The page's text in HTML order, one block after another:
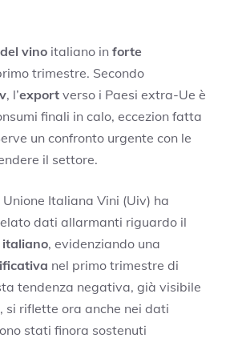
vino italiano in forte
trimestre. Secondo
, l’export verso i Paesi extra-Ue è
finali in calo, eccezion fatta
un confronto urgente con le
il settore.
Unione Italiana Vini (Uiv) ha
dati allarmanti riguardo il
italiano, evidenziando una
nel primo trimestre di
tendenza negativa, già visibile
, si riflette ora anche nei dati
stati finora sostenuti